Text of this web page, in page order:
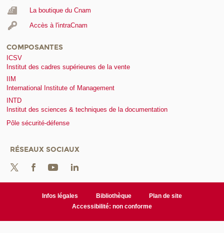
La boutique du Cnam
Accès à l'intraCnam
COMPOSANTES
ICSV
Institut des cadres supérieures de la vente
IIM
International Institute of Management
INTD
Institut des sciences & techniques de la documentation
Pôle sécurité-défense
RÉSEAUX SOCIAUX
Infos légales Bibliothèque
Plan de site
Accessibilité: non conforme